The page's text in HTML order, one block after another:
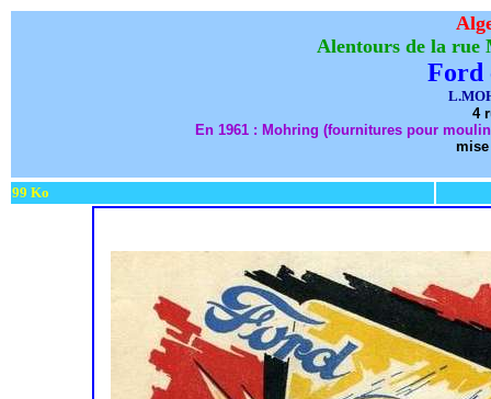
Alentours de la rue
Ford
4
En 1961 : Mohring (fournitures pour
mise
99 Ko